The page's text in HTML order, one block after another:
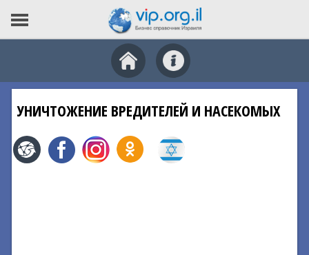
УНИЧТОЖЕНИЕ ВРЕДИТЕЛЕЙ И НАСЕКОМЫХ